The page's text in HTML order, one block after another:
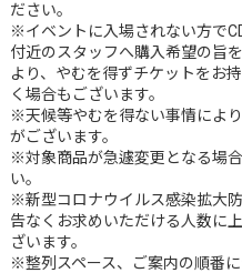
ださい。
※イベントに入場されない方で
付近のスタッフへ購入希望の旨
より、やむを得ずチケットをお
く場合もございます。
※天候等やむを得ない事情によ
がございます。
※対象商品が急遽変更となる場
い。
※新型コロナウイルス感染拡大
告なくお求めいただける人数に
ざいます。
※整列スペース、ご案内の順番